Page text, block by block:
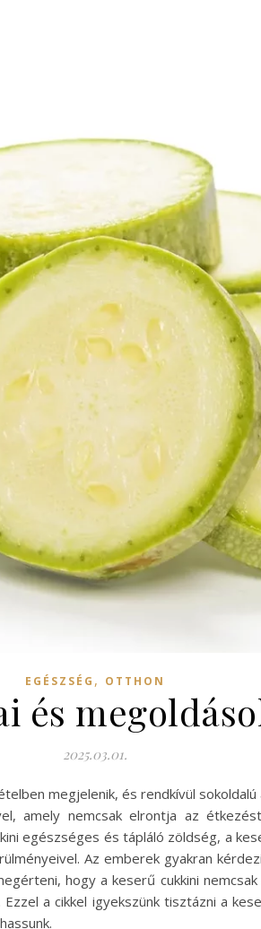
EGÉSZSÉG , OTTHON
és
2025.03.01.
megjelenik, és rendkívül
amely nemcsak elrontja az
egészséges és tápláló zöldség, a
Az emberek gyakran
hogy a keserű cukkini
a cikkel igyekszünk tisztázni a